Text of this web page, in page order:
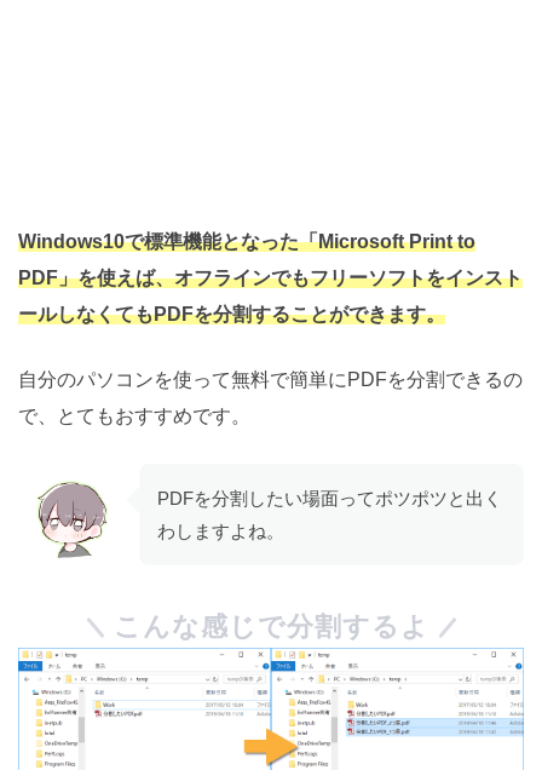
Windows10で標準機能となった「Microsoft Print to
PDF」を使えば、オフラインでもフリーソフトをインスト
ールしなくてもPDFを分割することができます。
自分のパソコンを使って無料で簡単にPDFを分割できるの
で、とてもおすすめです。
PDFを分割したい場面ってポツポツと出く
わしますよね。
こんな感じで分割するよ